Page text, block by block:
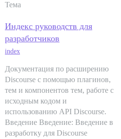
Тема
Индекс руководств для
разработчиков
index
Документация по расширению
Discourse с помощью плагинов,
тем и компонентов тем, работе с
исходным кодом и
использованию API Discourse.
Введение Введение: Введение в
разработку для Discourse